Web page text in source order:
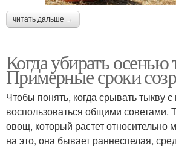
читать дальше →
Когда убирать осенью
Примерные сроки
Чтобы понять, когда срывать тыкву
воспользоваться общими советами.
овощ, который растет относительно
на это, она бывает раннеспелая,